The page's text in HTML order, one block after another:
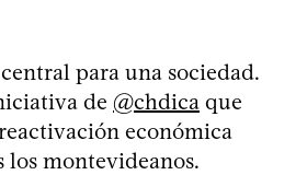
para una sociedad.
de @chdica que
económica
los montevideanos.